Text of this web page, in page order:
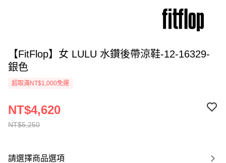
【FitFlop】女 LULU 水鑽後帶涼鞋-12-16329-
銀色
超取滿NT$1,000免運
NT$5,250
NT$4,620
請選擇商品選項